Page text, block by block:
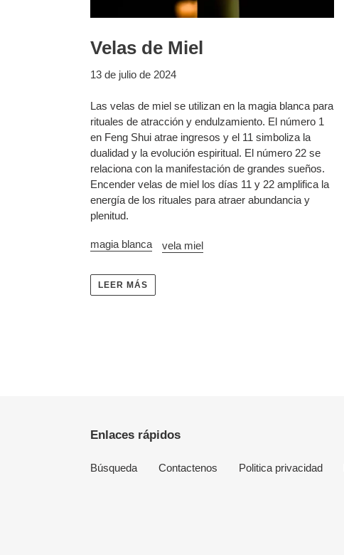
Velas de Miel
13 de julio de 2024
Las velas de miel se utilizan en la magia blanca para
rituales de atracción y endulzamiento. El número 1
en Feng Shui atrae ingresos y el 11 simboliza la
dualidad y la evolución espiritual. El número 22 se
relaciona con la manifestación de grandes sueños.
Encender velas de miel los días 11 y 22 amplifica la
energía de los rituales para atraer abundancia y
plenitud.
magia blanca vela miel
LEER MÁS
Enlaces rápidos
Búsqueda Contactenos Politica privacidad